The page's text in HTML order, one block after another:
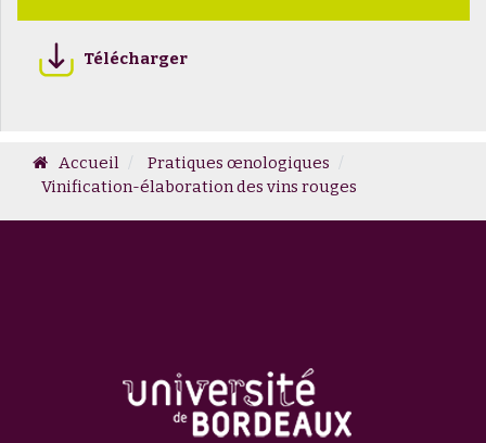
Télécharger
Accueil
Pratiques œnologiques
Vinification-élaboration des vins rouges